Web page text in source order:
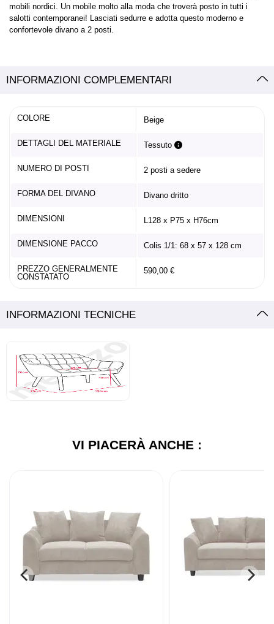
mobili nordici. Un mobile molto alla moda che troverà posto in tutti i
salotti contemporanei! Lasciati sedurre e adotta questo moderno e
confortevole divano a 2 posti.
INFORMAZIONI COMPLEMENTARI
COLORE Beige
DETTAGLI DEL MATERIALE Tessuto
NUMERO DI POSTI 2 posti a sedere
FORMA DEL DIVANO Divano dritto
DIMENSIONI L128 x P75 x H76cm
DIMENSIONE PACCO Colis 1/1: 68 x 57 x 128 cm
PREZZO GENERALMENTE
CONSTATATO
590,00 €
INFORMAZIONI TECNICHE
VI PIACERÀ ANCHE :